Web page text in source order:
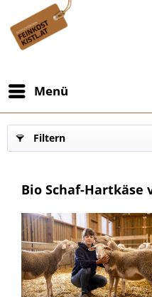
Menü
Filtern
Bio Schaf-Hartkäse